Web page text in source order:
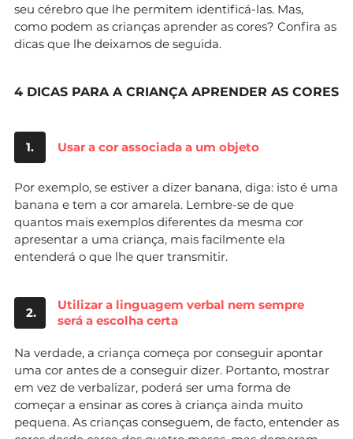
seu cérebro que lhe permitem identificá-las. Mas,
como podem as crianças aprender as cores? Confira as
dicas que lhe deixamos de seguida.
4 DICAS PARA A CRIANÇA APRENDER AS CORES
1. Usar a cor associada a um objeto
Por exemplo, se estiver a dizer banana, diga: isto é uma
banana e tem a cor amarela. Lembre-se de que
quantos mais exemplos diferentes da mesma cor
apresentar a uma criança, mais facilmente ela
entenderá o que lhe quer transmitir.
2.
Utilizar a linguagem verbal nem sempre
será a escolha certa
Na verdade, a criança começa por conseguir apontar
uma cor antes de a conseguir dizer. Portanto, mostrar
em vez de verbalizar, poderá ser uma forma de
começar a ensinar as cores à criança ainda muito
pequena. As crianças conseguem, de facto, entender as